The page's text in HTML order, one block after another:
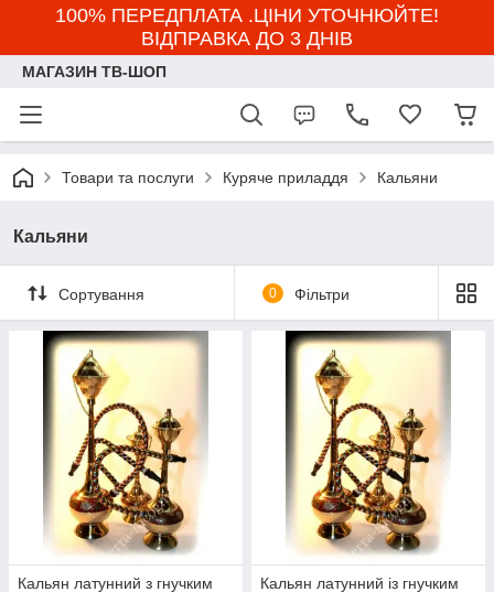
100% ПЕРЕДПЛАТА .ЦІНИ УТОЧНЮЙТЕ!
ВІДПРАВКА ДО 3 ДНІВ
МАГАЗИН ТВ-ШОП
Товари та послуги Куряче приладдя Кальяни
Кальяни
Сортування 0 Фільтри
Кальян латунний з гнучким
Кальян латунний із гнучким